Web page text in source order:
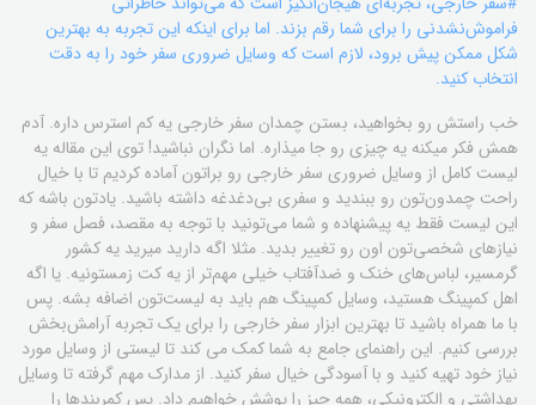
فراموش‌نشدنی را برای شما رقم بزند. اما برای اینکه این تجربه به بهترین
شکل ممکن پیش برود، لازم است که وسایل ضروری سفر خود را به دقت
انتخاب کنید.
خب راستش رو بخواهید، بستن چمدان سفر خارجی یه کم استرس داره. آدم
همش فکر میکنه یه چیزی رو جا میذاره. اما نگران نباشید! توی این مقاله یه
لیست کامل از وسایل ضروری سفر خارجی رو براتون آماده کردیم تا با خیال
راحت چمدون‌تون رو ببندید و سفری بی‌دغدغه داشته باشید. یادتون باشه که
این لیست فقط یه پیشنهاده و شما می‌تونید با توجه به مقصد، فصل سفر و
نیازهای شخصی‌تون اون رو تغییر بدید. مثلا اگه دارید میرید یه کشور
گرمسیر، لباس‌های خنک و ضدآفتاب خیلی مهم‌تر از یه کت زمستونیه. یا اگه
اهل کمپینگ هستید، وسایل کمپینگ هم باید به لیست‌تون اضافه بشه. پس
با ما همراه باشید تا بهترین ابزار سفر خارجی را برای یک تجربه آرامش‌بخش
بررسی کنیم. این راهنمای جامع به شما کمک می کند تا لیستی از وسایل مورد
نیاز خود تهیه کنید و با آسودگی خیال سفر کنید. از مدارک مهم گرفته تا وسایل
بهداشتی و الکترونیکی، همه چیز را پوشش خواهیم داد. پس کمربندها را